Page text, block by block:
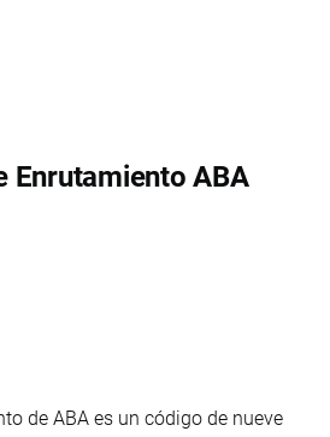
Enrutamiento ABA
de ABA es un código de nueve